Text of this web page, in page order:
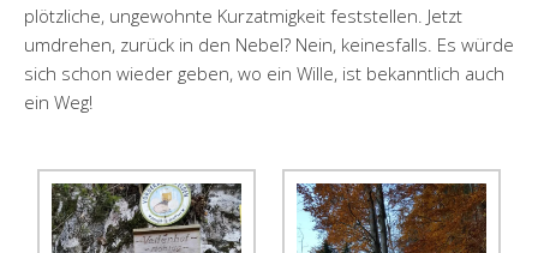
plötzliche, ungewohnte Kurzatmigkeit feststellen. Jetzt
umdrehen, zurück in den Nebel? Nein, keinesfalls. Es würde
sich schon wieder geben, wo ein Wille, ist bekanntlich auch
ein Weg!